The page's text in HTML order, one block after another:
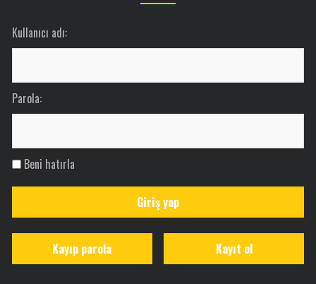
Kullanıcı adı:
Parola:
Beni hatırla
Giriş yap
Kayıt ol
Kayıp parola